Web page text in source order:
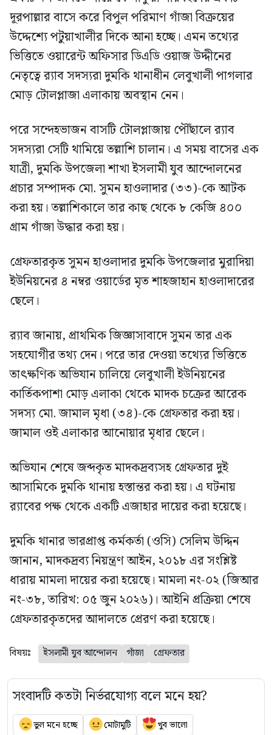
দূরপাল্লার বাসে করে বিপুল পরিমাণ গাঁজা বিক্রয়ের
উদ্দেশ্যে পটুয়াখালীর দিকে আনা হচ্ছে। এমন তথ্যের
ভিত্তিতে ওয়ারেন্ট অফিসার ডিএডি ওয়াজ উদ্দীনের
নেতৃত্বে র‍্যাব সদস্যরা দুমকি থানাধীন লেবুখালী পাগলার
মোড় টোলপ্লাজা এলাকায় অবস্থান নেন।
পরে সন্দেহভাজন বাসটি টোলপ্লাজায় পৌঁছালে র‍্যাব
সদস্যরা সেটি থামিয়ে তল্লাশি চালান। এ সময় বাসের এক
যাত্রী, দুমকি উপজেলা শাখা ইসলামী যুব আন্দোলনের
প্রচার সম্পাদক মো. সুমন হাওলাদার (৩৩)-কে আটক
করা হয়। তল্লাশিকালে তার কাছ থেকে ৮ কেজি ৪০০
গ্রাম গাঁজা উদ্ধার করা হয়।
গ্রেফতারকৃত সুমন হাওলাদার দুমকি উপজেলার মুরাদিয়া
ইউনিয়নের ৪ নম্বর ওয়ার্ডের মৃত শাহজাহান হাওলাদারের
ছেলে।
র‍্যাব জানায়, প্রাথমিক জিজ্ঞাসাবাদে সুমন তার এক
সহযোগীর তথ্য দেন। পরে তার দেওয়া তথ্যের ভিত্তিতে
তাৎক্ষণিক অভিযান চালিয়ে লেবুখালী ইউনিয়নের
কার্তিকপাশা মোড় এলাকা থেকে মাদক চক্রের আরেক
সদস্য মো. জামাল মৃধা (৩৪)-কে গ্রেফতার করা হয়।
জামাল ওই এলাকার আনোয়ার মৃধার ছেলে।
অভিযান শেষে জব্দকৃত মাদকদ্রব্যসহ গ্রেফতার দুই
আসামিকে দুমকি থানায় হস্তান্তর করা হয়। এ ঘটনায়
র‍্যাবের পক্ষ থেকে একটি এজাহার দায়ের করা হয়েছে।
দুমকি থানার ভারপ্রাপ্ত কর্মকর্তা (ওসি) সেলিম উদ্দিন
জানান, মাদকদ্রব্য নিয়ন্ত্রণ আইন, ২০১৮ এর সংশ্লিষ্ট
ধারায় মামলা দায়ের করা হয়েছে। মামলা নং-০২ (জিআর
নং-৩৮, তারিখ: ০৫ জুন ২০২৬)। আইনি প্রক্রিয়া শেষে
গ্রেফতারকৃতদের আদালতে প্রেরণ করা হয়েছে।
বিষয়ঃ ইসলামী যুব আন্দোলন গাঁজা গ্রেফতার
সংবাদটি কতটা নির্ভরযোগ্য বলে মনে হয়?
ভুল মনে হচ্ছে মোটামুটি খুব ভালো